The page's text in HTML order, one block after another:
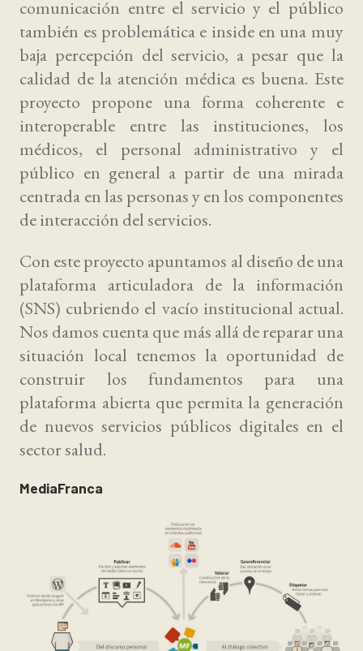
comunicación entre el servicio y el público
también es problemática e inside en una muy
baja percepción del servicio, a pesar que la
calidad de la atención médica es buena. Este
proyecto propone una forma coherente e
interoperable entre las instituciones, los
médicos, el personal administrativo y el
público en general a partir de una mirada
centrada en las personas y en los componentes
de interacción del servicios.
Con este proyecto apuntamos al diseño de una
plataforma articuladora de la información
(SNS) cubriendo el vacío institucional actual.
Nos damos cuenta que más allá de reparar una
situación local tenemos la oportunidad de
construir los fundamentos para una
plataforma abierta que permita la generación
de nuevos servicios públicos digitales en el
sector salud.
MediaFranca